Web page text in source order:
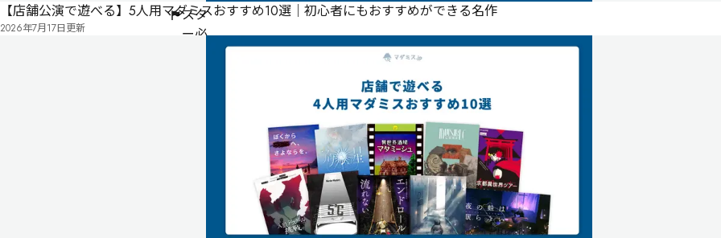
スタ
ー必
【店舗公演で遊べる】5人用マダミスおすすめ10選｜初心者にもおすすめができる名作
2026年7月17日更新